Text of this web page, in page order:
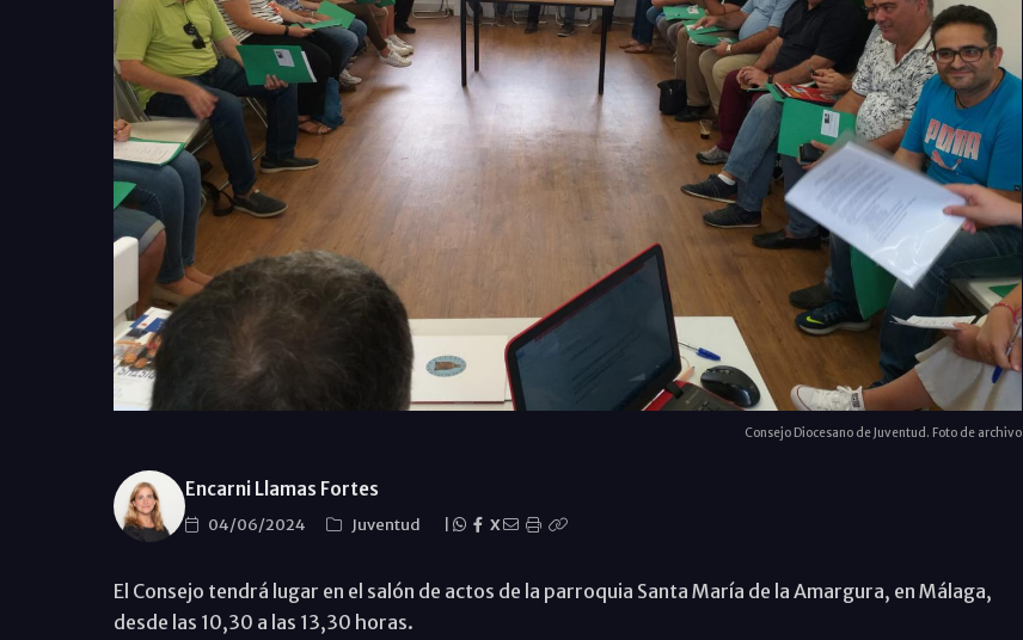
Consejo Diocesano de Juventud. Foto de archivo
Encarni Llamas Fortes
04/06/2024 Juventud X
El Consejo tendrá lugar en el salón de actos de la parroquia Santa María de la Amargura, en Málaga,
desde las 10,30 a las 13,30 horas.